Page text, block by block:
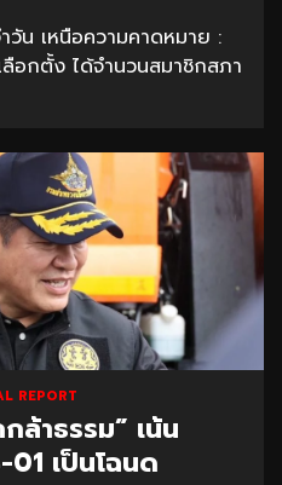
วัน เหนือความคาดหมาย :
ลือกตั้ง ได้จำนวนสมาชิกสภา
REPORT
ล้าธรรม” เน้น
เป็นโฉนด